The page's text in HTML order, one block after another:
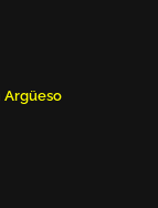
Argüeso